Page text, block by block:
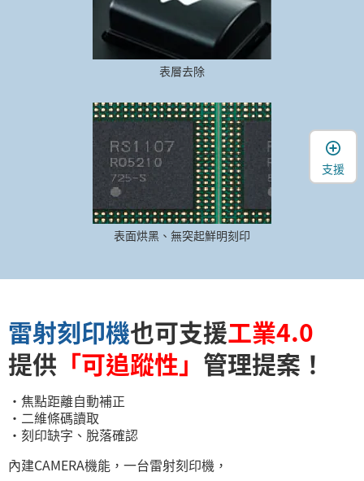
表層去除
表面烘黑、無突起鮮明刻印
雷射刻印機也可支援工業4.0
提供 「可追蹤性」 管理提案！
・焦點距離自動補正
・二維條碼讀取
・刻印缺字、脫落確認
內建CAMERA機能，一台雷射刻印機，
支援